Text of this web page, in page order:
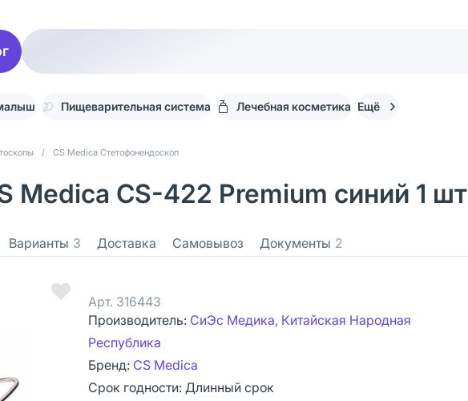
Пищеварительная система Лечебная косметика Ещё
/ CS Medica Стетофонендоскоп
Medica CS-422 Premium синий 1 шт
Варианты 3 Доставка Самовывоз Документы 2
Арт. 316443
Производитель: СиЭс Медика, Китайская Народная
Республика
Бренд: CS Medica
Срок годности: Длинный срок